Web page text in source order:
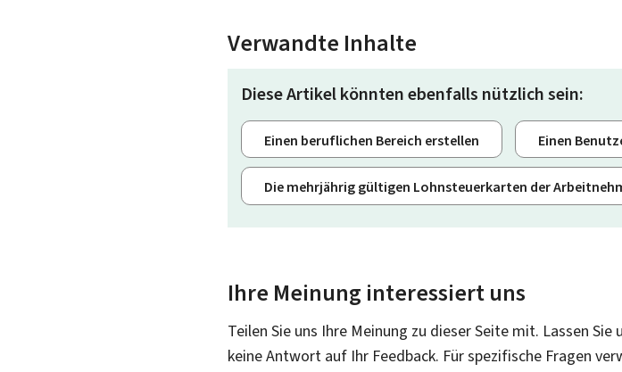
Verwandte Inhalte
Diese Artikel könnten ebenfalls nützlich sein:
Einen beruflichen Bereich erstellen Einen
Die mehrjährig gültigen Lohnsteuerkarten der
Ihre Meinung interessiert uns
Teilen Sie uns Ihre Meinung zu dieser Seite mit. Lassen
keine Antwort auf Ihr Feedback. Für spezifische Fragen